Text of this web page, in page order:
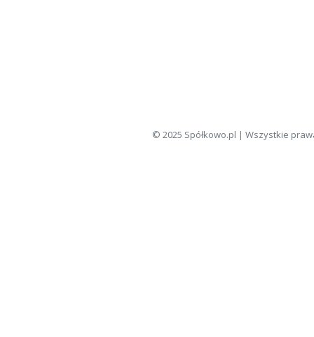
© 2025 Spółkowo.pl | Wszystkie